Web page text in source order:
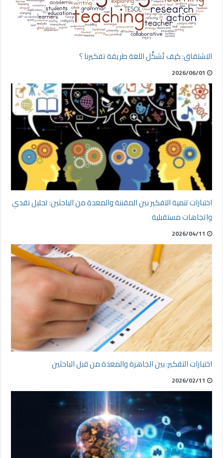
الاشتقاق: كيف تُشكِّل اللغة طريقة تفكيرنا ؟
2026/06/01
اختبارات تنمية التفكير بين المقننة والمعدة من الباحثين: تحليل نقدي
واتجاهات مستقبلية
2026/04/11
اختبارات التفكير: بين الجاهزة والمعدة من قبل الباحثين
2026/02/11